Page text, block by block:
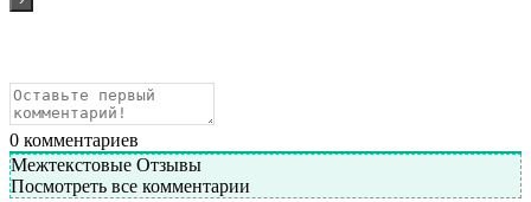
0 комментариев
Межтекстовые Отзывы
Посмотреть все комментарии